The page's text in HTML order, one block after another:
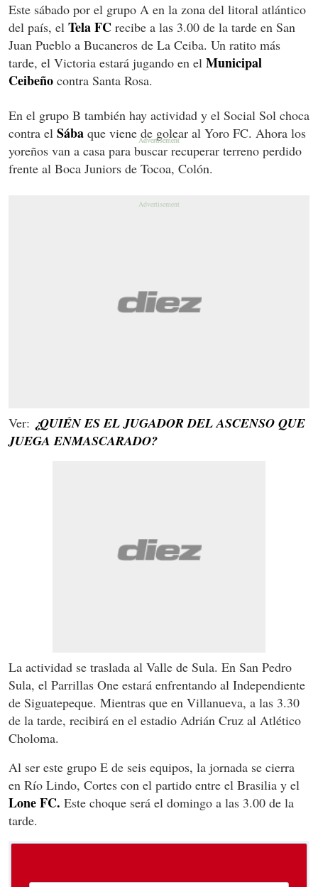
Este sábado por el grupo A en la zona del litoral atlántico
del país, el Tela FC recibe a las 3.00 de la tarde en San
Juan Pueblo a Bucaneros de La Ceiba. Un ratito más
tarde, el Victoria estará jugando en el Municipal
Ceibeño contra Santa Rosa.
En el grupo B también hay actividad y el Social Sol choca
contra el Sába que viene de golear al Yoro FC. Ahora los
yoreños van a casa para buscar recuperar terreno perdido
frente al Boca Juniors de Tocoa, Colón.
Ver: ¿QUIÉN ES EL JUGADOR DEL ASCENSO QUE
JUEGA ENMASCARADO?
La actividad se traslada al Valle de Sula. En San Pedro
Sula, el Parrillas One estará enfrentando al Independiente
de Siguatepeque. Mientras que en Villanueva, a las 3.30
de la tarde, recibirá en el estadio Adrián Cruz al Atlético
Choloma.
Al ser este grupo E de seis equipos, la jornada se cierra
en Río Lindo, Cortes con el partido entre el Brasilia y el
Lone FC. Este choque será el domingo a las 3.00 de la
tarde.